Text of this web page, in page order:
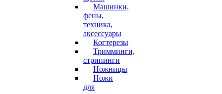
Машинки,
фены,
техника,
аксессуары
Когтерезы
Тримминги,
стрипинги
Ножницы
Ножи
для